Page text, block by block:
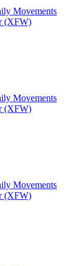
Movements
(XFW)
Movements
(XFW)
Movements
(XFW)